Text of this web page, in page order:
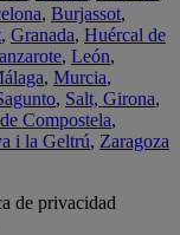
, Burjassot,
, Granada, Huércal de
, León,
, Murcia,
, Salt, Girona,
Compostela,
i la Geltrú, Zaragoza
de privacidad